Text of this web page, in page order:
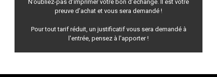
N’oubliez-pas d’imprimer votre bon d’échange. Il est votre
preuve d’achat et vous sera demandé !
Pour tout tarif réduit, un justificatif vous sera demandé à
l'entrée, pensez à l'apporter !